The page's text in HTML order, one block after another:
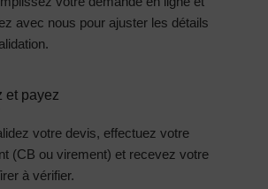
avec nous pour ajuster les détails
et payez
votre devis, effectuez votre
(CB ou virement) et recevez votre
à vérifier.